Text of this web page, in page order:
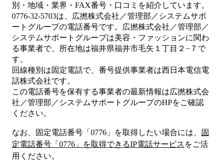
別・地域・業界・FAX番号・口コミを紹介しています。
0776-32-5703は、
広撚株式会社／管理部／システムサポ
ートグループの電話番号です。
広撚株式会社／管理部／
システムサポートグループは美容・ファッションに関わ
る事業者で、所在地は福井県福井市毛矢１丁目２−７ で
す。
回線種別は固定電話で、番号提供事業者は西日本電信電
話株式会社です。
この電話番号を保有する事業者の最新情報は広撚株式会
社／管理部／システムサポートグループのHPをご確認
ください。
なお、固定電話番号「 0776 」を取得したい場合には、
固
定電話番号「 0776 」を取得できるIP電話サービス をご活
用ください。